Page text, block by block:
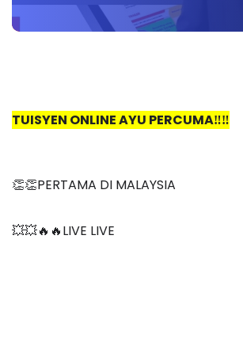
TUISYEN ONLINE AYU PERCUMA‼️‼️
👏👏PERTAMA DI MALAYSIA
💥💥🔥🔥LIVE LIVE